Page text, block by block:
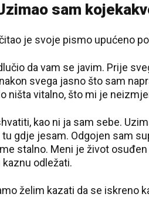
sam
je svoje pismo upućeno
da vam se javim. Prije
svega jasno što sam
ništa vitalno, što mi je
kao ni ja sam sebe.
gdje jesam. Odgojen sam
stalno. Meni je život
odležati.
želim kazati da se iskreno